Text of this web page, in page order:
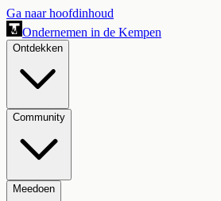
Ga naar hoofdinhoud
Ondernemen in de Kempen
Ontdekken
Community
Meedoen